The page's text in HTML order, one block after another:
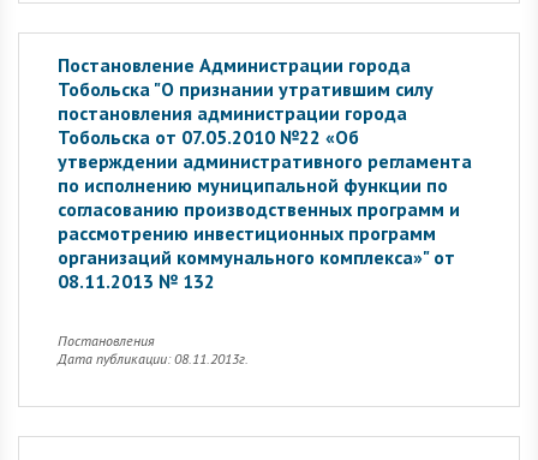
Постановление Администрации города
Тобольска "О признании утратившим силу
постановления администрации города
Тобольска от 07.05.2010 №22 «Об
утверждении административного регламента
по исполнению муниципальной функции по
согласованию производственных программ и
рассмотрению инвестиционных программ
организаций коммунального комплекса»" от
08.11.2013 № 132
Постановления
Дата публикации: 08.11.2013г.